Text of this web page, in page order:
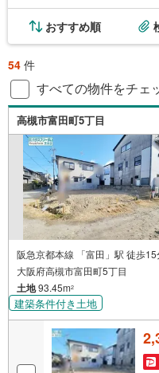
おすすめ順
54 件
すべての物件をチェ
高槻市富田町5丁目
阪急京都本線 「富田」駅 徒歩15
大阪府高槻市富田町5丁目
土地93.45m2
建築条件付き土地